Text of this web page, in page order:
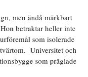
men ändå märkbart
betraktar heller inte
som isolerade
Universitet och
som präglade